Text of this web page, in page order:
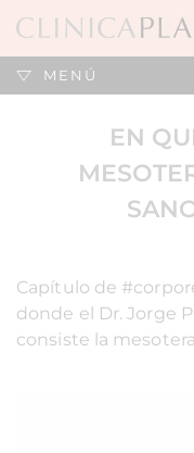
MENÚ
EN
Capítulo de
donde el Dr. Jorge
consiste la